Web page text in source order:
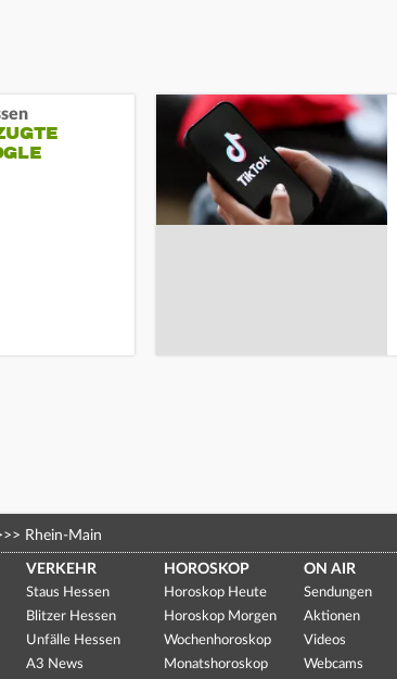
Rhein-Main
VERKEHR
Staus Hessen
Blitzer Hessen
Unfälle Hessen
A3 News
HOROSKOP
Horoskop Heute
Horoskop Morgen
Wochenhoroskop
Monatshoroskop
ON AIR
Sendungen
Aktionen
Videos
Webcams